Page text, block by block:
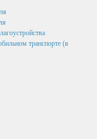
и территорий от
транспорте (в